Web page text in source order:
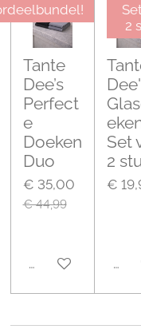
Tante
Dee’s
Perfect
e
Doeken
Duo
€ 35,00
€ 44,99
In winkelwagen
2
Set
2
€
In